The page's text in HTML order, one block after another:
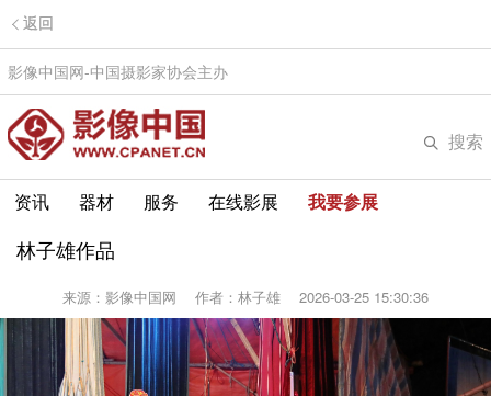
返回
影像中国网-中国摄影家协会主办
搜索
资讯 器材 服务 在线影展 我要参展
林子雄作品
来源：影像中国网 作者：林子雄 2026-03-25 15:30:36